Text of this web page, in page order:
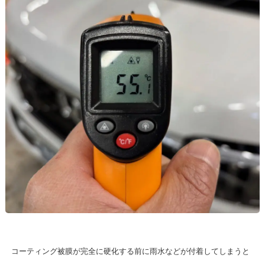
コーティング被膜が完全に硬化する前に雨水などが付着してしまうと